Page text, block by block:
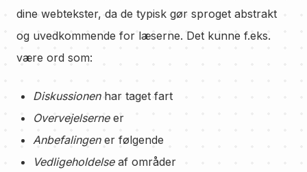
dine webtekster, da de typisk gør sproget abstrakt
og uvedkommende for læserne. Det kunne f.eks.
være ord som:
Diskussionenhar taget fart
Overvejelserneer
Anbefalingener følgende
Vedligeholdelseaf områder